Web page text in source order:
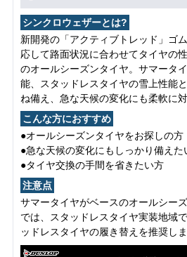
シンクロウェザーとは?
新開発の「アクティブトレッド」ゴ
応して路面状況に合わせてタイヤの
のオールシーズンタイヤ。サマータ
能、スタッドレスタイヤの雪上性能
ね備え、急な天候の変化にも柔軟に対
こんな方におすすめ
●オールシーズンタイヤをお探しの方
●急な天候の変化にもしっかり備えた
●タイヤ交換の手間を省きたい方
注意点
サマータイヤがベースのオールシー
では、スタッドレスタイヤ実装地域
ッドレスタイヤの履き替えを推奨しま